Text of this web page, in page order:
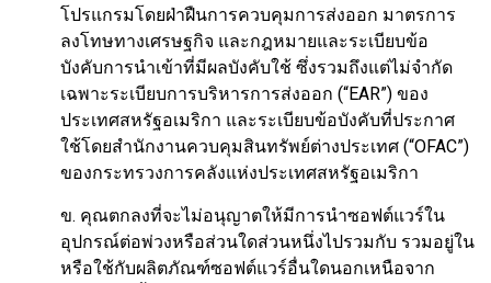
โปรแกรมโดยฝ่าฝืนการควบคุมการส่งออก มาตรการ
ลงโทษทางเศรษฐกิจ และกฎหมายและระเบียบข้อ
บังคับการนำเข้าที่มีผลบังคับใช้ ซึ่งรวมถึงแต่ไม่จำกัด
เฉพาะระเบียบการบริหารการส่งออก (“EAR”) ของ
ประเทศสหรัฐอเมริกา และระเบียบข้อบังคับที่ประกาศ
ใช้โดยสำนักงานควบคุมสินทรัพย์ต่างประเทศ (“OFAC”)
ของกระทรวงการคลังแห่งประเทศสหรัฐอเมริกา
ข. คุณตกลงที่จะไม่อนุญาตให้มีการนำซอฟต์แวร์ใน
อุปกรณ์ต่อพ่วงหรือส่วนใดส่วนหนึ่งไปรวมกับ รวมอยู่ใน
หรือใช้กับผลิตภัณฑ์ซอฟต์แวร์อื่นใดนอกเหนือจาก